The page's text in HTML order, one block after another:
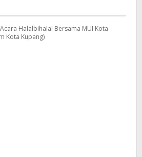
Perkokoh
Kebersamaan
Halalbihalal Bersama MUI Kota
Kota Kupang)